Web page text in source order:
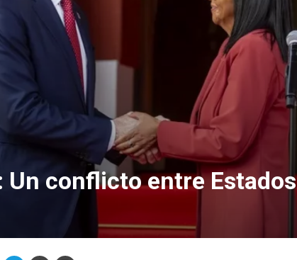
Un conflicto entre Estados